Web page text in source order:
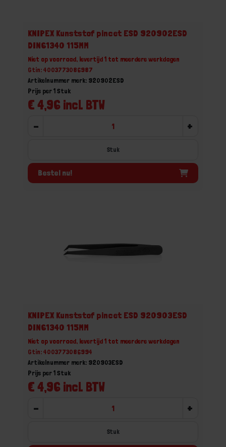
KNIPEX Kunststof pincet ESD 920902ESD
DIN61340 115MM
Niet op voorraad, levertijd 1 tot meerdere werkdagen
Gtin: 4003773086987
Artikelnummer merk: 920902ESD
€ 4,96 incl. BTW
Prijs per 1 Stuk
- +
Stuk
Bestel nu!
KNIPEX Kunststof pincet ESD 920903ESD
DIN61340 115MM
Niet op voorraad, levertijd 1 tot meerdere werkdagen
Gtin: 4003773086994
Artikelnummer merk: 920903ESD
€ 4,96 incl. BTW
Prijs per 1 Stuk
- +
Stuk